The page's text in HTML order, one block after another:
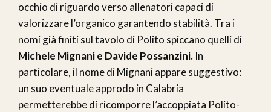
occhio di riguardo verso allenatori capaci di
valorizzare l’organico garantendo stabilità. Tra i
nomi già finiti sul tavolo di Polito spiccano quelli di
Michele Mignani e Davide Possanzini. In
particolare, il nome di Mignani appare suggestivo:
un suo eventuale approdo in Calabria
permetterebbe di ricomporre l’accoppiata Polito-